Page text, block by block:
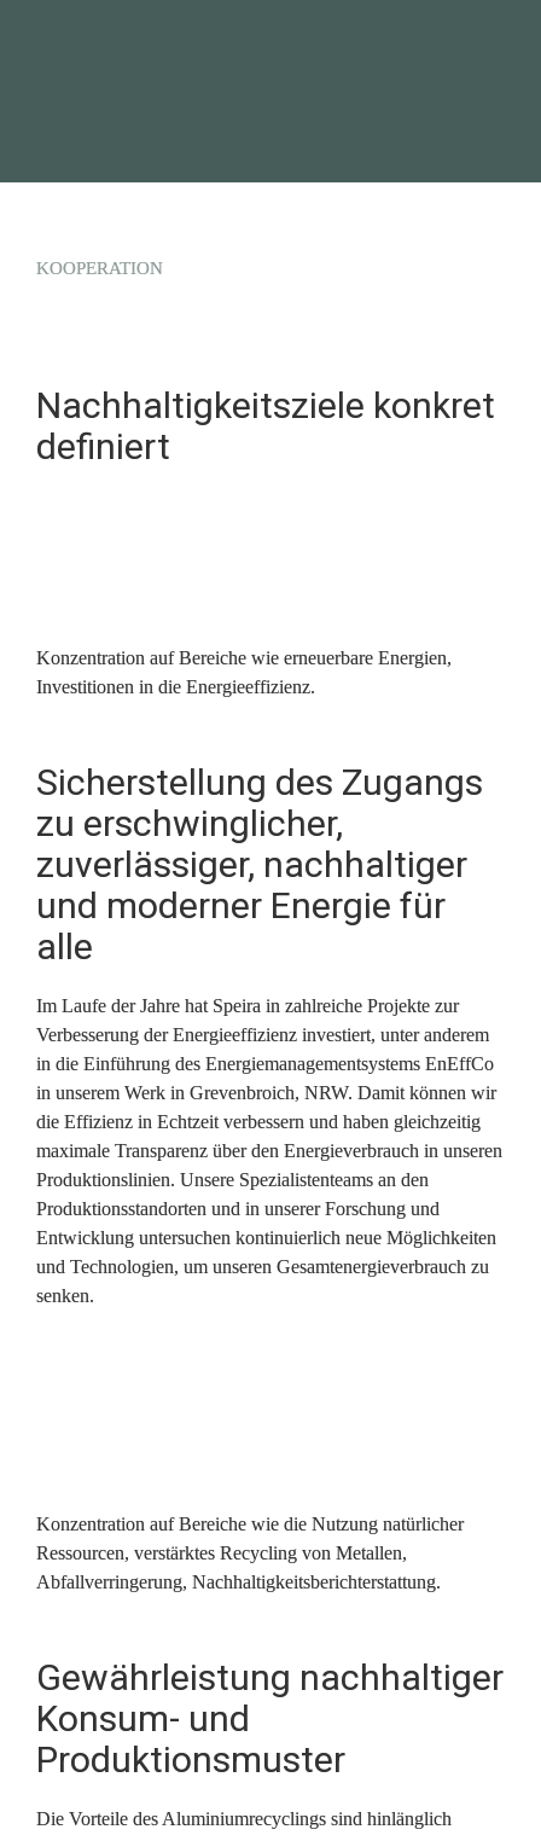
KOOPERATION
Nachhaltigkeitsziele konkret
definiert
Konzentration auf Bereiche wie erneuerbare Energien,
Investitionen in die Energieeffizienz.
Sicherstellung des Zugangs
zu erschwinglicher,
zuverlässiger, nachhaltiger
und moderner Energie für
alle
Im Laufe der Jahre hat Speira in zahlreiche Projekte zur
Verbesserung der Energieeffizienz investiert, unter anderem
in die Einführung des Energiemanagementsystems EnEffCo
in unserem Werk in Grevenbroich, NRW. Damit können wir
die Effizienz in Echtzeit verbessern und haben gleichzeitig
maximale Transparenz über den Energieverbrauch in unseren
Produktionslinien. Unsere Spezialistenteams an den
Produktionsstandorten und in unserer Forschung und
Entwicklung untersuchen kontinuierlich neue Möglichkeiten
und Technologien, um unseren Gesamtenergieverbrauch zu
senken.
Konzentration auf Bereiche wie die Nutzung natürlicher
Ressourcen, verstärktes Recycling von Metallen,
Abfallverringerung, Nachhaltigkeitsberichterstattung.
Gewährleistung nachhaltiger
Konsum- und
Produktionsmuster
Die Vorteile des Aluminiumrecyclings sind hinlänglich